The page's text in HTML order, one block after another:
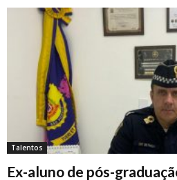
Talentos
Ex-aluno de pós-